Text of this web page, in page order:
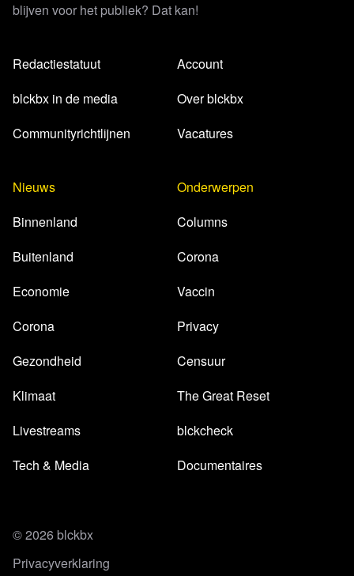
blijven voor het publiek? Dat kan!
Redactiestatuut
blckbx in de media
Communityrichtlijnen
Account
Over blckbx
Vacatures
Nieuws
Binnenland
Buitenland
Economie
Corona
Gezondheid
Klimaat
Livestreams
Tech & Media
Onderwerpen
Columns
Corona
Vaccin
Privacy
Censuur
The Great Reset
blckcheck
Documentaires
© 2026 blckbx
Privacyverklaring